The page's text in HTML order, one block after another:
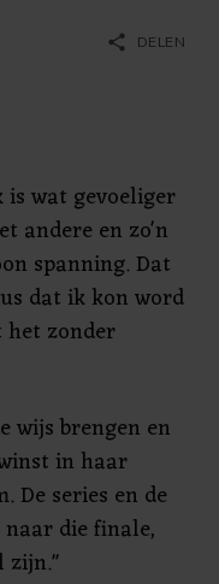
share DELEN
wat gevoeliger
andere en zo'n
spanning. Dat
dat ik kon word
het zonder
wijs brengen en
in haar
De series en de
die finale,
zijn."